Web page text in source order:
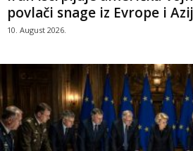
povlači snage iz Evrope i
10. August 2026.